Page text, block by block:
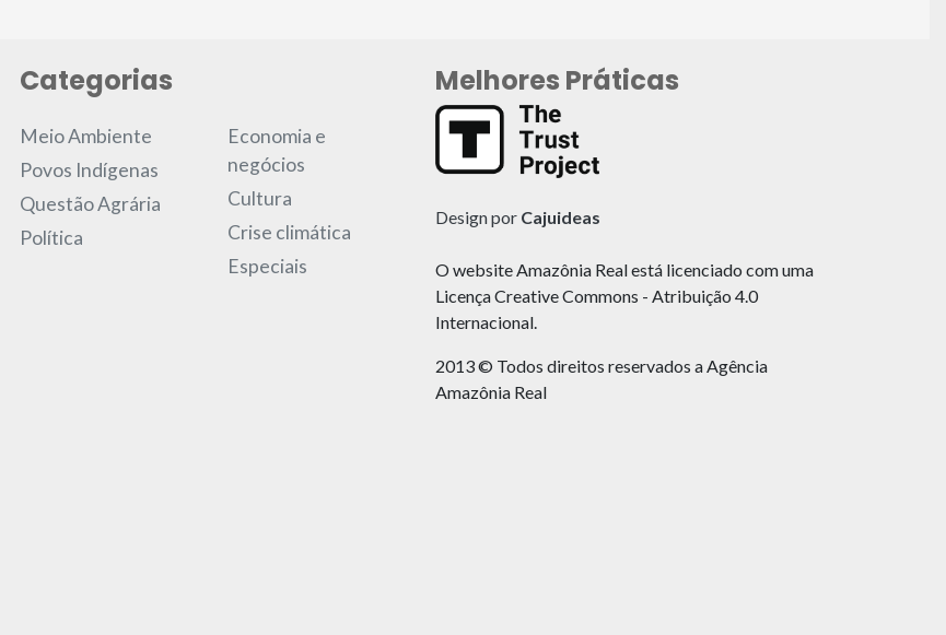
Categorias
Meio Ambiente
Povos Indígenas
Questão Agrária
Política
Economia e
negócios
Cultura
Crise climática
Especiais
Melhores Práticas
Design por Cajuideas
O website Amazônia Real está licenciado com uma
Licença Creative Commons - Atribuição 4.0
Internacional.
2013 © Todos direitos reservados a Agência
Amazônia Real